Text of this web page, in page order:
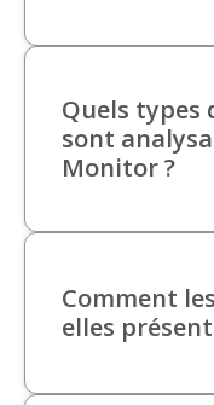
Quels types
sont
Monitor ?
Comment
elles